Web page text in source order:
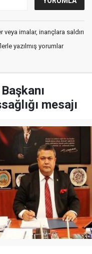
imalar, inançlara saldırı
yazılmış yorumlar
mesajı